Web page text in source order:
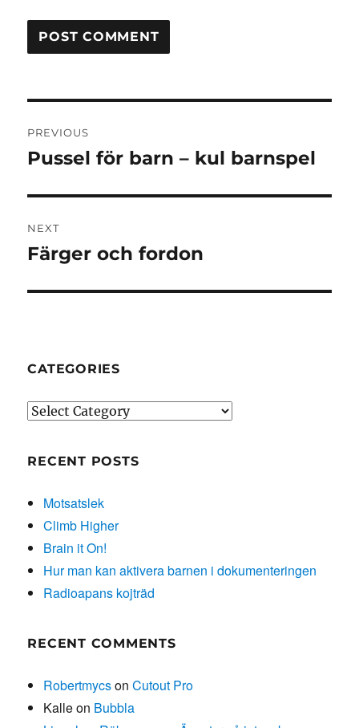
navigation
PREVIOUS
Previous
Pussel för barn – kul barnspel
NEXT
Next
Färger och fordon
CATEGORIES
Categories
RECENT POSTS
Motsatslek
Climb Higher
Brain it On!
Hur man kan aktivera barnen i dokumenteringen
Radioapans kojträd
RECENT COMMENTS
RobertmycsonCutout Pro
Kalleon Bubbla